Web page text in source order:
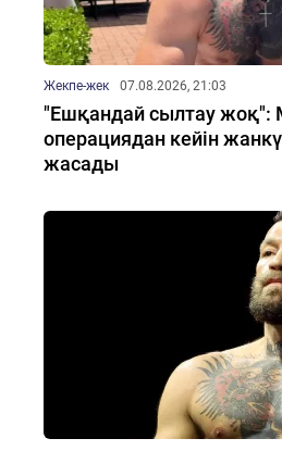
Жекпе-жек 07.08.2026, 21:03
"Ешқандай сылтау жоқ":
операциядан кейін
жасады